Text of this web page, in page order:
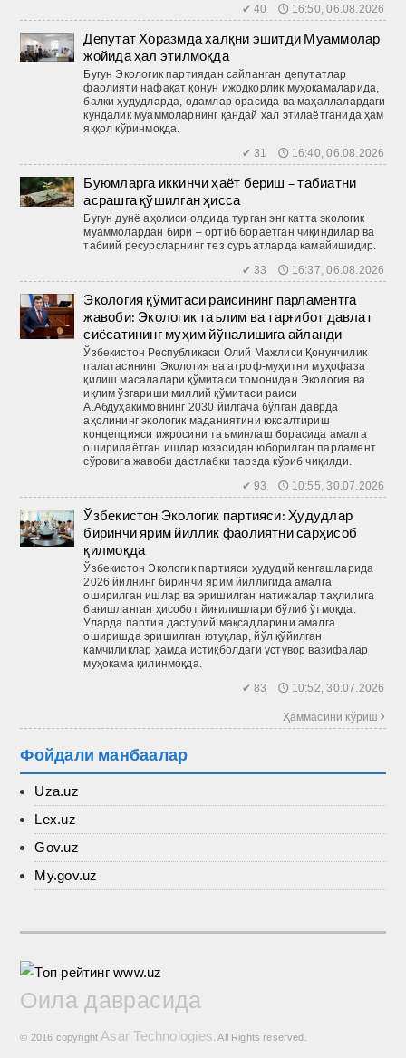
✔ 40 🕔 16:50, 06.08.2026
Депутат Хоразмда халқни эшитди Муаммолар
жойида ҳал этилмоқда
Бугун Экологик партиядан сайланган депутатлар
фаолияти нафақат қонун ижодкорлик муҳокамаларида,
балки ҳудудларда, одамлар орасида ва маҳаллалардаги
кундалик муаммоларнинг қандай ҳал этилаётганида ҳам
яққол кўринмоқда.
✔ 31 🕔 16:40, 06.08.2026
Буюмларга иккинчи ҳаёт бериш – табиатни
асрашга қўшилган ҳисса
Бугун дунё аҳолиси олдида турган энг катта экологик
муаммолардан бири – ортиб бораётган чиқиндилар ва
табиий ресурсларнинг тез суръатларда камайишидир.
✔ 33 🕔 16:37, 06.08.2026
Экология қўмитаси раисининг парламентга
жавоби: Экологик таълим ва тарғибот давлат
сиёсатининг муҳим йўналишига айланди
Ўзбекистон Республикаси Олий Мажлиси Қонунчилик
палатасининг Экология ва атроф-муҳитни муҳофаза
қилиш масалалари қўмитаси томонидан Экология ва
иқлим ўзгариши миллий қўмитаси раиси
А.Абдуҳакимовнинг 2030 йилгача бўлган даврда
аҳолининг экологик маданиятини юксалтириш
концепцияси ижросини таъминлаш борасида амалга
оширилаётган ишлар юзасидан юборилган парламент
сўровига жавоби дастлабки тарзда кўриб чиқилди.
✔ 93 🕔 10:55, 30.07.2026
Ўзбекистон Экологик партияси: Ҳудудлар
биринчи ярим йиллик фаолиятни сарҳисоб
қилмоқда
Ўзбекис­тон Экологик партияси ҳудудий кенгашларида
2026 йилнинг биринчи ярим йиллигида амалга
оширилган ишлар ва эришилган натижалар таҳлилига
бағишланган ҳисобот йиғилишлари бўлиб ўтмоқда.
Уларда партия дастурий мақсадларини амалга
оширишда эришилган ютуқлар, йўл қў­йилган
камчиликлар ҳамда истиқболдаги устувор вазифалар
муҳокама қилинмоқда.
✔ 83 🕔 10:52, 30.07.2026
Ҳаммасини кўриш 
Фойдали манбаалар
Uza.uz
Lex.uz
Gov.uz
My.gov.uz
Оила даврасида
© 2016 copyrightAsar Technologies. All Rights reserved.